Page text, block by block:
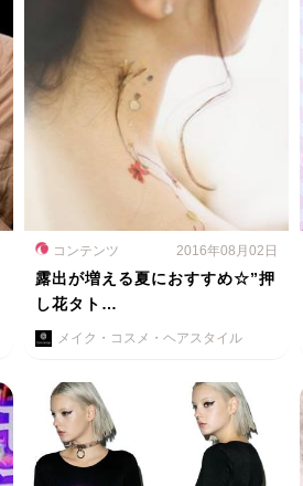
コンテンツ 2016年08月02日
露出が増える夏におすすめ☆”押
し花タト…
メイク・コスメ・ヘアスタイル